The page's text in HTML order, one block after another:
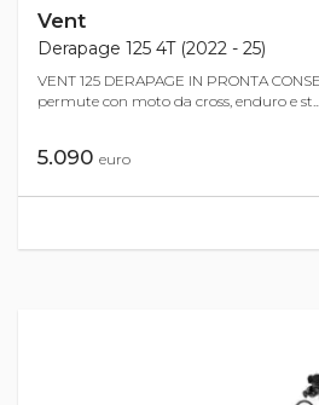
Vent
Derapage 125 4T (2022 - 25)
VENT 125 DERAPAGE IN PRONTA
permute con moto da cross, enduro e st...
5.090 euro